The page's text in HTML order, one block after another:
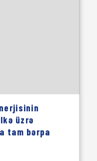
üzrə
tam bərpa